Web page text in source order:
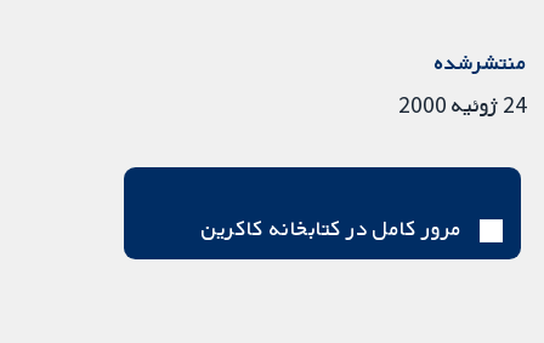
منتشرشده
24 ژوئیه 2000
مرور کامل در کتابخانه کاکرین